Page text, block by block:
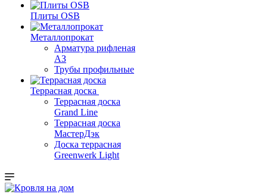
Плиты OSB
Металлопрокат
Арматура рифленая
АЗ
Трубы профильные
Террасная доска
Террасная доска
Grand Line
Террасная доска
МастерДэк
Доска террасная
Greenwerk Light